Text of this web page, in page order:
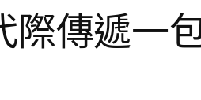
際傳遞一